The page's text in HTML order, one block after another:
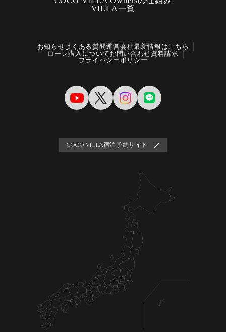
VILLA一覧
お知らせよくある質問運営会社最新情報はこちら
ローン購入についてお問い合わせ資料請求
プライバシーポリシー
COCO VILLA宿泊予約サイト